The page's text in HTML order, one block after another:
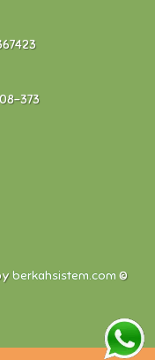
373
berkahsistem.com ©